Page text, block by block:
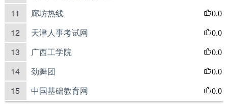
11 廊坊热线 0.0
12 天津人事考试网 0.0
13 广西工学院 0.0
14 劲舞团 0.0
15 中国基础教育网 0.0